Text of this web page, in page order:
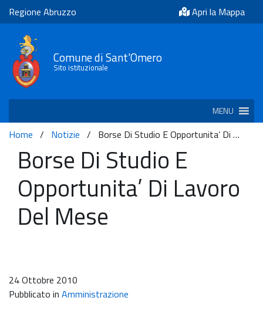
Regione Abruzzo Apri la Mappa
Comune di Sant'Omero
Sito istituzionale
MENU
Home / Notizie / Borse Di Studio E Opportunita’ Di …
Borse Di Studio E
Opportunita’ Di Lavoro
Del Mese
24 Ottobre 2010
Pubblicato in Amministrazione